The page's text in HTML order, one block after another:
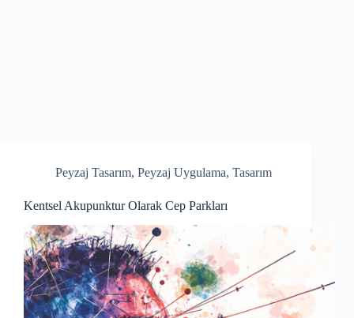
Peyzaj Tasarım, Peyzaj Uygulama, Tasarım
Kentsel Akupunktur Olarak Cep Parkları